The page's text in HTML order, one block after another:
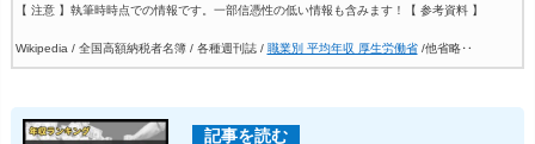
【 注意 】執筆時時点での情報です。一部信憑性の低い情報も含みます！ 【 参考資料 】
Wikipedia / 全国高額納税者名簿 / 各種週刊誌 / 職業別 平均年収 厚生労働省/他省略‥